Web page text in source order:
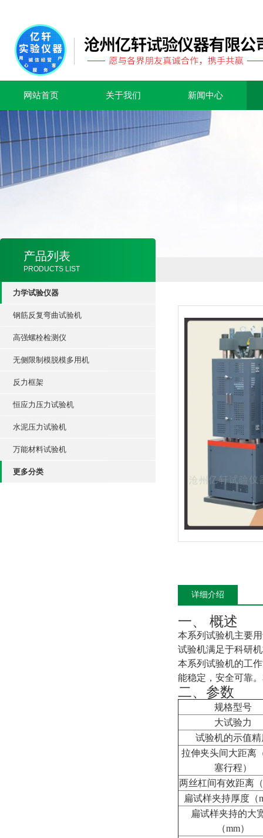
网站首页 关于我们 新闻中心
产品列表
PRODUCTS LIST
力学试验仪器
钢筋反复弯曲试验机
高强螺栓检测仪
无侧限制模脱模多用机
反力框架
恒应力压力试验机
水泥压力试验机
万能材料试验机
更多分类
详细介绍
一、 概述
本系列试验机主要
试验机满足于科研
本系列试验机的工
能稳定，安全可靠
二、参数
规格型号
大试验力
试验机的示值精
拉伸夹头间大距离
塞行程）
两丝杠间有效距离（
扁试样夹持厚度（
扁试样夹持的大
（mm）